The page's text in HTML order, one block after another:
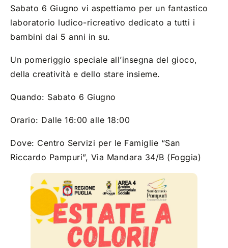
Sabato 6 Giugno vi aspettiamo per un fantastico
laboratorio ludico-ricreativo dedicato a tutti i
bambini dai 5 anni in su.
Un pomeriggio speciale all’insegna del gioco,
della creatività e dello stare insieme.
Quando: Sabato 6 Giugno
Orario: Dalle 16:00 alle 18:00
Dove: Centro Servizi per le Famiglie “San
Riccardo Pampuri”, Via Mandara 34/B (Foggia)